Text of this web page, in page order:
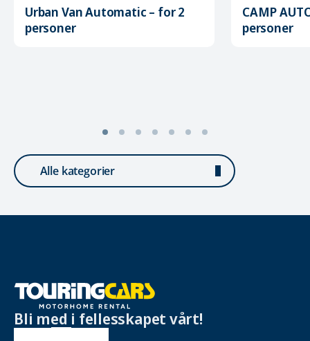
Urban Van Automatic – for 2
personer
CAMP
personer
Alle kategorier
Bli med i fellesskapet vårt!